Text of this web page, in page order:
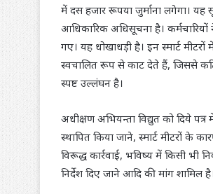
में दस हजार रूपया जुर्माना लगेगा। यह
आधिकारिक अधिसूचना है।
गए। यह धोखाधड़ी है। इन स्मार्ट
स्वचालित रूप से काट देते हैं, जिससे
स्पष्ट उल्लंघन है।
अधीक्षण अभियन्ता विद्युत को दिये
स्थापित किया जाने, स्मार्ट मीटरों के
विरूद्ध कार्रवाई, भविष्य में किसी
निर्देश दिए जाने आदि की मांग शामिल है।